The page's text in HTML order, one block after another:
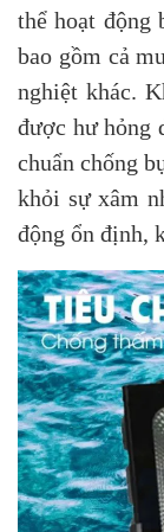
thể hoạt
bao gồm cả
nghiệt khác.
được hư hỏng
chuẩn chống
khỏi sự xâm
động ổn định,